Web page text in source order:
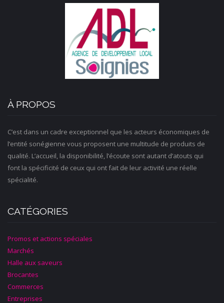
À PROPOS
C’est dans un cadre exceptionnel que les acteurs économiques de
l’entité sonégienne vous proposent une multitude de produits de
qualité. L’accueil, la disponibilité, l’écoute sont autant d’atouts qui
font la spécificité de ceux qui ont fait de leur activité une réelle
spécialité.
CATÉGORIES
Promos et actions spéciales
Marchés
Halle aux saveurs
Brocantes
Commerces
Entreprises